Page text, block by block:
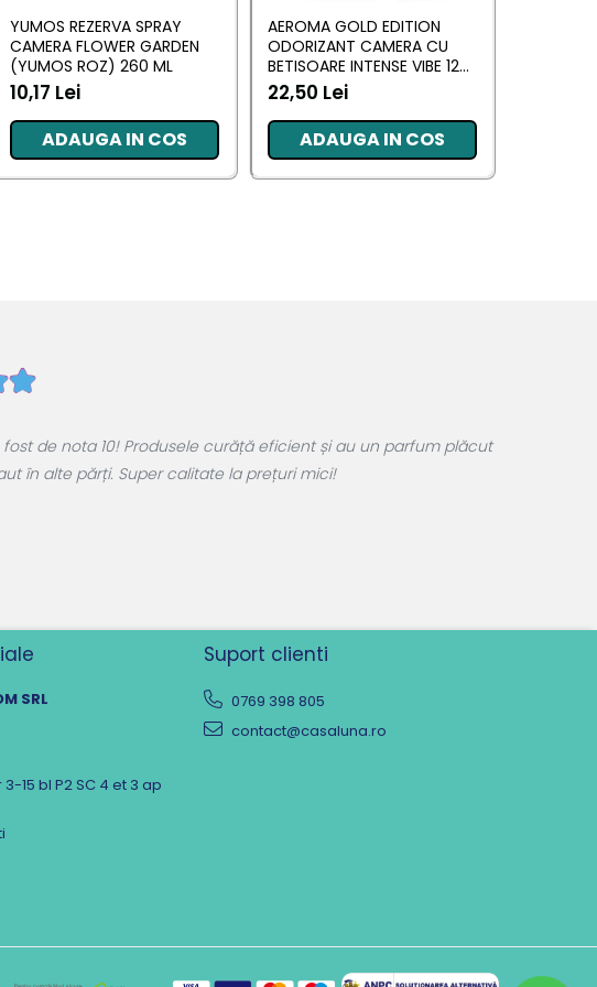
YUMOS REZERVA SPRAY
CAMERA FLOWER GARDEN
(YUMOS ROZ) 260 ML
10,17 Lei
ADAUGA IN COS
AEROMA GOLD EDITION
ODORIZANT CAMERA CU
BETISOARE INTENSE VIBE 125
ML
22,50 Lei
ADAUGA IN COS
de nota 10! Produsele curăță eficient și au un parfum plăcut
în alte părți. Super calitate la prețuri mici!
SRL
15 bl P2 SC 4 et 3 ap
Suport clienti
0769 398 805
contact@casaluna.ro